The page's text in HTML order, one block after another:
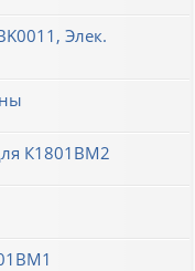
Элек.
К1801ВМ2